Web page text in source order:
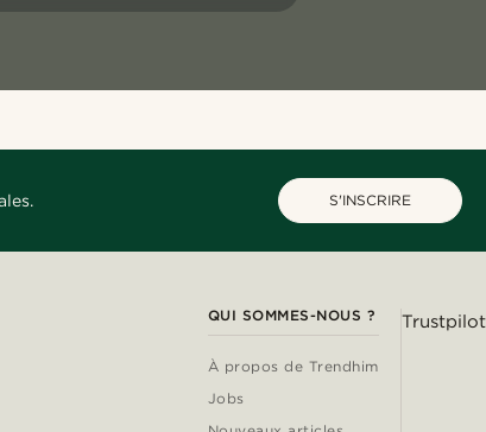
S'INSCRIRE
QUI SOMMES-NOUS ?
À propos de Trendhim
Jobs
Trustpilot